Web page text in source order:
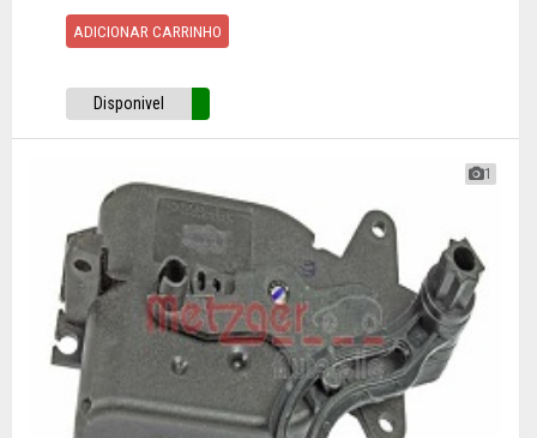
ADICIONAR CARRINHO
Disponivel
1